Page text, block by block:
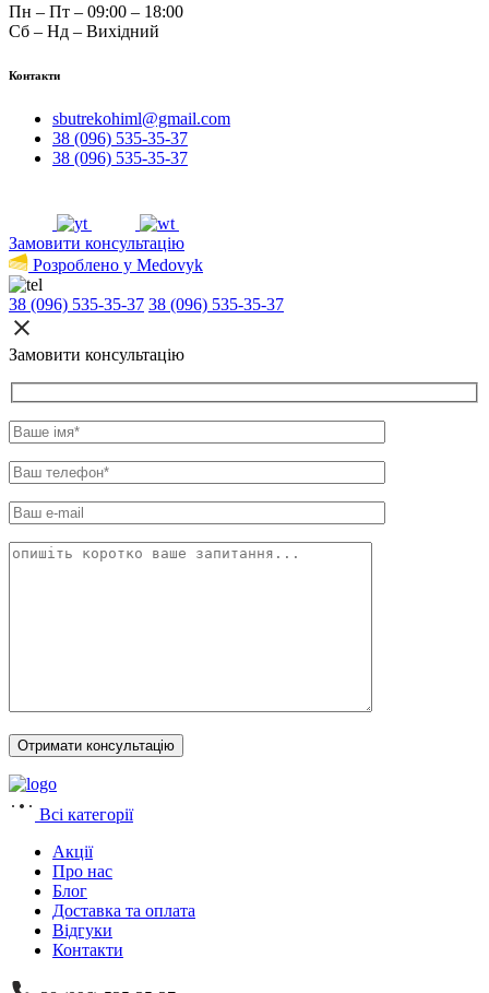
Пн – Пт – 09:00 – 18:00
Сб – Нд – Вихідний
Контакти
sbutrekohiml@gmail.com
38 (096) 535-35-37
38 (096) 535-35-37
Замовити консультацію
Розроблено у Medovyk
38 (096) 535-35-37 38 (096) 535-35-37
Замовити консультацію
Всі категорії
Акції
Про нас
Блог
Доставка та оплата
Відгуки
Контакти